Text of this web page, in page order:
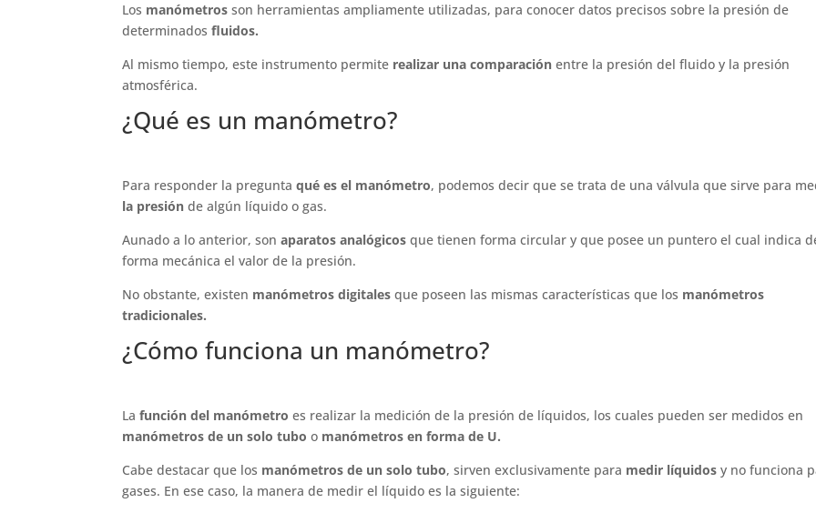
Los manómetrosson herramientas ampliamente utilizadas, para conocer datos precisos sobre la presión de
determinadosfluidos.
Al mismo tiempo, este instrumento permite realizar una comparación entre la presión del fluido y la presión
atmosférica.
¿Qué es un manómetro?
Para responder la preguntaqué es el manómetro, podemos decir que se trata de una válvula que sirve para
la presión de algún líquido o gas.
Aunado a lo anterior, sonaparatos analógicosque tienen forma circular y que posee un puntero el cual indica
forma mecánica el valor de la presión.
No obstante, existen manómetros digitalesque poseen las mismas características que los manómetros
tradicionales.
¿Cómo funciona un manómetro?
Lafunción del manómetro es realizar la medición de la presión de líquidos, los cuales pueden ser medidos en
manómetros de un solo tuboo manómetros en forma de U.
Cabe destacar que los manómetros de un solo tubo, sirven exclusivamente para medir líquidos y no funciona
gases. En ese caso, la manera de medir el líquido es la siguiente: